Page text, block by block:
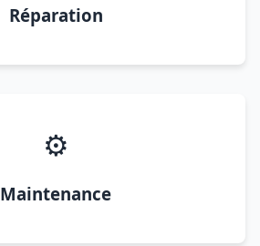
Réparation
⚙️
Maintenance